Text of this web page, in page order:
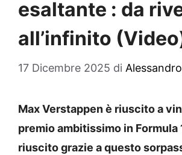
esaltante : da
all’infinito
17 Dicembre 2025 di Alessandro
Max Verstappen è riuscito a
premio ambitissimo in Formula
riuscito grazie a questo